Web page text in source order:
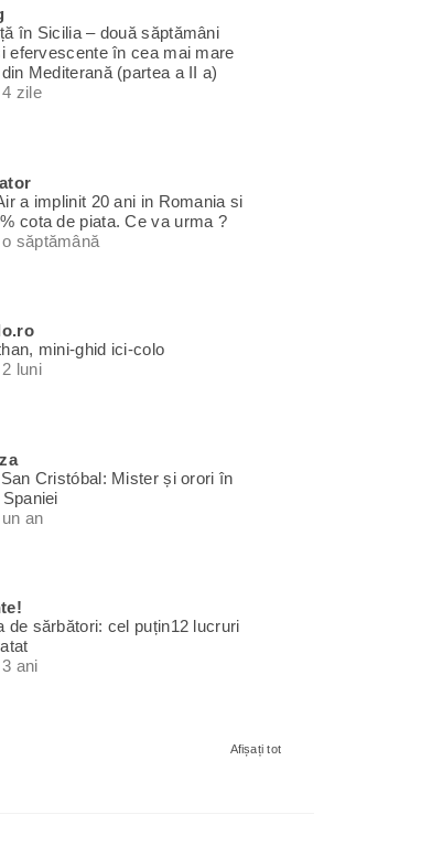
în Sicilia – două săptămâni
efervescente în cea mai mare
Mediterană (partea a II a)
zile
a implinit 20 ani in Romania si
cota de piata. Ce va urma ?
săptămână
mini-ghid ici-colo
luni
Cristóbal: Mister și orori în
an
de sărbători: cel puțin12 lucruri
ani
Afișați tot